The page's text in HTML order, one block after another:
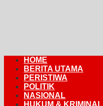
HOME
BERITA UTAMA
PERISTIWA
POLITIK
NASIONAL
HUKUM & KRIMINAL